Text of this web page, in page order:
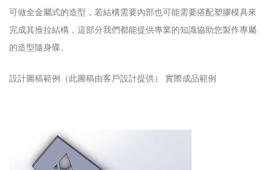
可做全金屬式的造型，若結構需要內部也可能需要搭配塑膠模具來
完成其推拉結構，這部分我們都能提供專業的知識協助您製作專屬
的造型隨身碟。
設計圖稿範例（此圖稿由客戶設計提供） 實際成品範例